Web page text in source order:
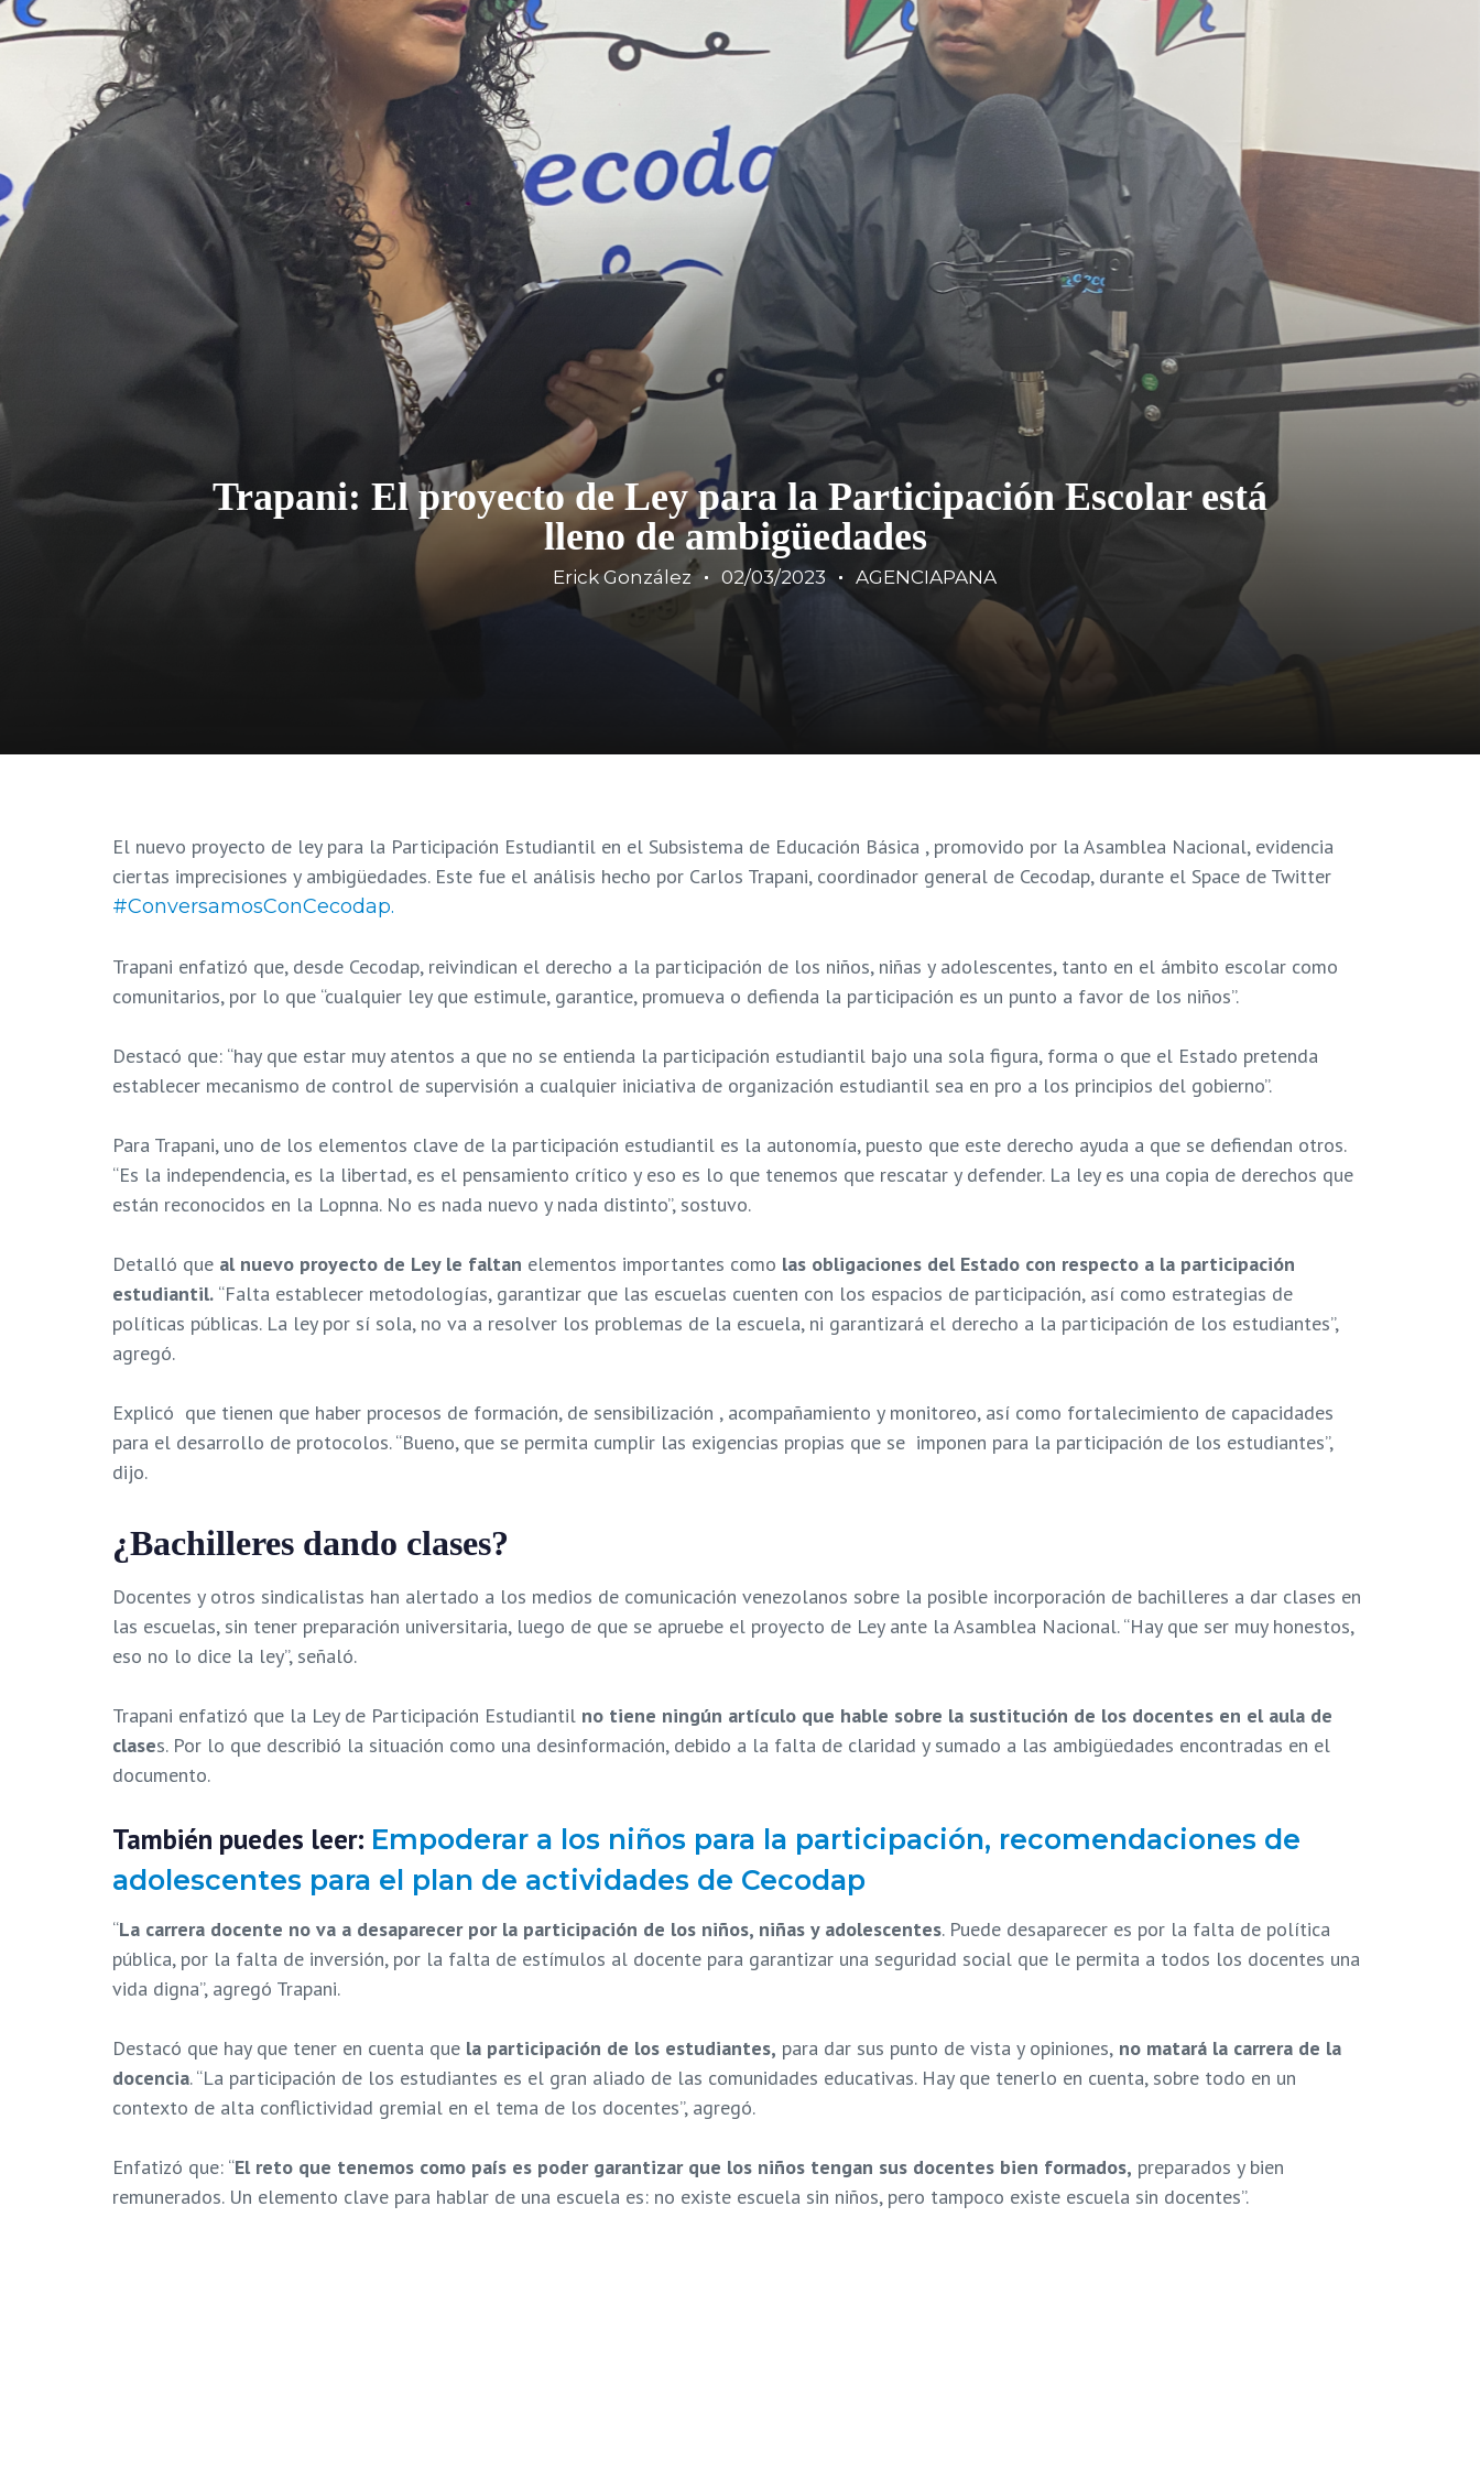
Trapani: El proyecto de Ley para la Participación Escolar está
lleno de ambigüedades
Erick González 02/03/2023 AGENCIAPANA
El nuevo proyecto de ley para la Participación Estudiantil en el Subsistema de Educación Básica , promovido por la Asamblea Nacional, evidencia
ciertas imprecisiones y ambigüedades. Este fue el análisis hecho por Carlos Trapani, coordinador general de Cecodap, durante el Space de Twitter
#ConversamosConCecodap.
Trapani enfatizó que, desde Cecodap, reivindican el derecho a la participación de los niños, niñas y adolescentes, tanto en el ámbito escolar como
comunitarios, por lo que “cualquier ley que estimule, garantice, promueva o defienda la participación es un punto a favor de los niños”.
Destacó que: “hay que estar muy atentos a que no se entienda la participación estudiantil bajo una sola figura, forma o que el Estado pretenda
establecer mecanismo de control de supervisión a cualquier iniciativa de organización estudiantil sea en pro a los principios del gobierno”.
Para Trapani, uno de los elementos clave de la participación estudiantil es la autonomía, puesto que este derecho ayuda a que se defiendan otros.
“Es la independencia, es la libertad, es el pensamiento crítico y eso es lo que tenemos que rescatar y defender. La ley es una copia de derechos que
están reconocidos en la Lopnna. No es nada nuevo y nada distinto”, sostuvo.
Detalló que al nuevo proyecto de Ley le faltan elementos importantes como las obligaciones del Estado con respecto a la participación
estudiantil. “Falta establecer metodologías, garantizar que las escuelas cuenten con los espacios de participación, así como estrategias de
políticas públicas. La ley por sí sola, no va a resolver los problemas de la escuela, ni garantizará el derecho a la participación de los estudiantes”,
agregó.
Explicó que tienen que haber procesos de formación, de sensibilización , acompañamiento y monitoreo, así como fortalecimiento de capacidades
para el desarrollo de protocolos. “Bueno, que se permita cumplir las exigencias propias que se imponen para la participación de los estudiantes”,
dijo.
¿Bachilleres dando clases?
Docentes y otros sindicalistas han alertado a los medios de comunicación venezolanos sobre la posible incorporación de bachilleres a dar clases en
las escuelas, sin tener preparación universitaria, luego de que se apruebe el proyecto de Ley ante la Asamblea Nacional. “Hay que ser muy honestos,
eso no lo dice la ley”, señaló.
Trapani enfatizó que la Ley de Participación Estudiantil no tiene ningún artículo que hable sobre la sustitución de los docentes en el aula de
clases. Por lo que describió la situación como una desinformación, debido a la falta de claridad y sumado a las ambigüedades encontradas en el
documento.
También puedes leer: Empoderar a los niños para la participación, recomendaciones de
adolescentes para el plan de actividades de Cecodap
“La carrera docente no va a desaparecer por la participación de los niños, niñas y adolescentes. Puede desaparecer es por la falta de política
pública, por la falta de inversión, por la falta de estímulos al docente para garantizar una seguridad social que le permita a todos los docentes una
vida digna”, agregó Trapani.
Destacó que hay que tener en cuenta que la participación de los estudiantes, para dar sus punto de vista y opiniones, no matará la carrera de la
docencia. “La participación de los estudiantes es el gran aliado de las comunidades educativas. Hay que tenerlo en cuenta, sobre todo en un
contexto de alta conflictividad gremial en el tema de los docentes”, agregó.
Enfatizó que: “El reto que tenemos como país es poder garantizar que los niños tengan sus docentes bien formados, preparados y bien
remunerados. Un elemento clave para hablar de una escuela es: no existe escuela sin niños, pero tampoco existe escuela sin docentes”.